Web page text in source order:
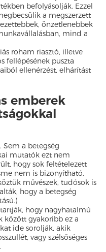
befolyásolják. Ezzel
a megszerzett
önzetlenebbek
mind a
roham riasztó, illetve
fellépésének puszta
ellenérzést, elhárítást
emberek
Sem a betegség
mutatók ezt nem
hogy sok feltételezett
nem is bizonyítható.
művészek, tudósok is
hogy a betegség
hogy nagyhatalmú
között gyakoribb ez a
ide sorolják, akik
vagy szélsőséges